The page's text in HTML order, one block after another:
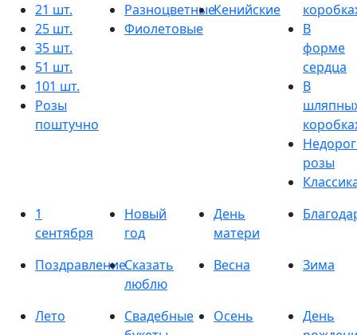
21 шт.
25 шт.
35 шт.
51 шт.
101 шт.
Розы
поштучно
Разноцветные
Фиолетовые
Кенийские
В
форме
сердца
В
розы
1
сентября
Новый
год
День
матери
ПоздравлениеСказать
люблю
Весна Зима
Лето
Свадебные
Осень
День